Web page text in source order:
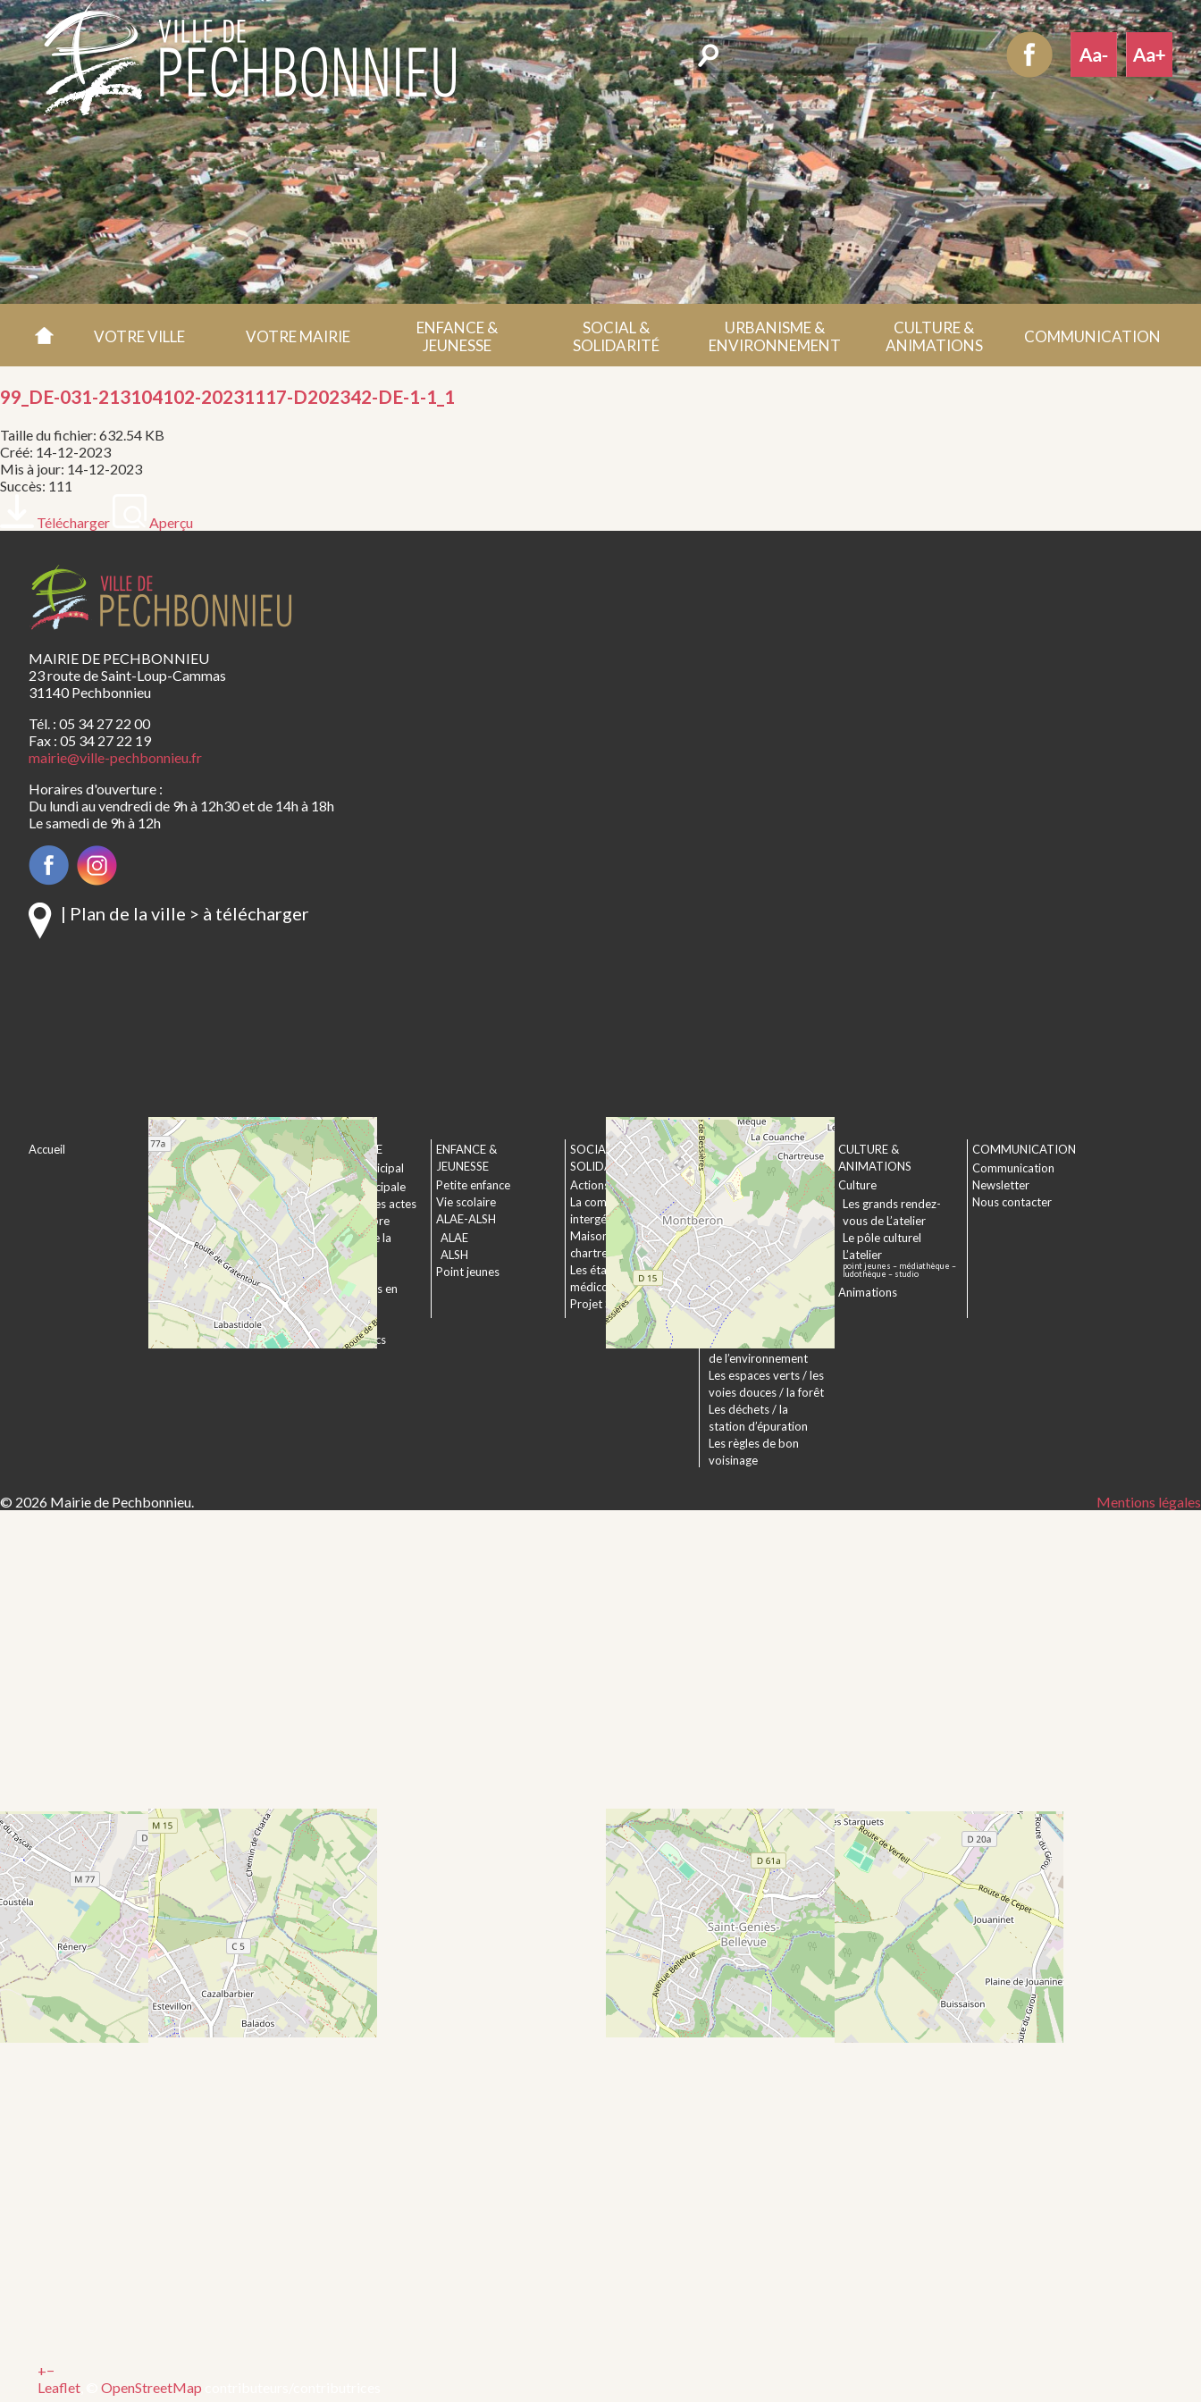
Rechercher
VOTRE VILLE VOTRE MAIRIE
ENFANCE &
JEUNESSE
SOCIAL &
SOLIDARITÉ
URBANISME &
ENVIRONNEMENT
CULTURE &
ANIMATIONS
COMMUNICATION
99_DE-031-213104102-20231117-D202342-DE-1-1_1
Taille du fichier: 632.54 KB
Créé: 14-12-2023
Mis à jour: 14-12-2023
Succès: 111
Télécharger Aperçu
MAIRIE DE PECHBONNIEU
23 route de Saint-Loup-Cammas
31140 Pechbonnieu
Tél. : 05 34 27 22 00
Fax : 05 34 27 22 19
mairie@ville-pechbonnieu.fr
Horaires d'ouverture :
Du lundi au vendredi de 9h à 12h30 et de 14h à 18h
Le samedi de 9h à 12h
| Plan de la ville > à télécharger
+−
Leaflet
OpenStreetMap
Accueil
VOTRE VILLE
Bienvenue à
Pechbonnieu
Plan d’accès et
transports
Vie associative
Vie économique
Sécurité Prévention
Contacts utiles
VOTRE MAIRIE
Le conseil municipal
L’équipe municipale
Publication des actes
Expression libre
Les services de la
mairie
Démarches
administratives en
ligne
Formulaires
Marchés publics
ENFANCE &
JEUNESSE
Petite enfance
Vie scolaire
ALAE-ALSH
ALAE
ALSH
Point jeunes
SOCIAL &
SOLIDARITÉ
Actions municipales
La commission
intergénérationnelle
Maison de retraite La
chartreuse
Les établissements
médico-sociaux
Projet Se Canto
URBANISME &
ENVIRONNEMENT
Urbanisme
Le service urbanisme
Déposer un dossier
Le droit applicable à
Pechbonnieu
Déploiement de la
fibre optique
Environnement
La Charte
Les actions en faveur
de l’environnement
Les espaces verts / les
voies douces / la forêt
Les déchets / la
station d’épuration
Les règles de bon
voisinage
CULTURE &
ANIMATIONS
Culture
Les grands rendez-
vous de L’atelier
Le pôle culturel
L’atelier
point jeunes – médiathèque –
ludothèque – studio
Animations
COMMUNICATION
Communication
Newsletter
Nous contacter
© 2026 Mairie de Pechbonnieu. Mentions légales